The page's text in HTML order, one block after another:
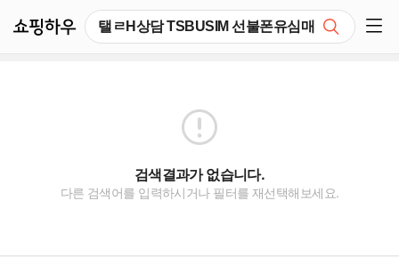
검색결과가 없습니다.
다른 검색어를 입력하시거나 필터를 재선택해보세요.